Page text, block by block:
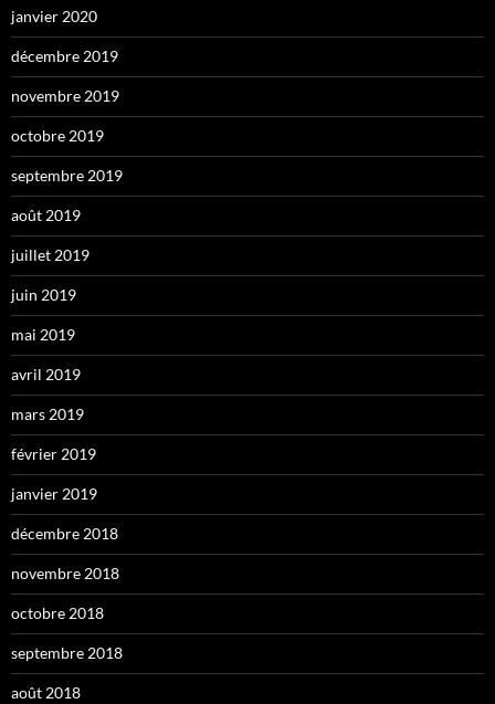
janvier 2020
décembre 2019
novembre 2019
octobre 2019
septembre 2019
août 2019
juillet 2019
juin 2019
mai 2019
avril 2019
mars 2019
février 2019
janvier 2019
décembre 2018
novembre 2018
octobre 2018
septembre 2018
août 2018